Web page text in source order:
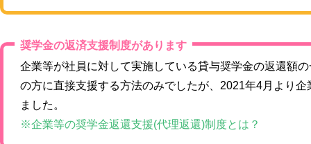
奨学金の返済支援制度があります
企業等が社員に対して実施している貸与奨学金の返還額
の方に直接支援する方法のみでしたが、2021年4月より
ました。
※企業等の奨学金返還支援(代理返還)制度とは？